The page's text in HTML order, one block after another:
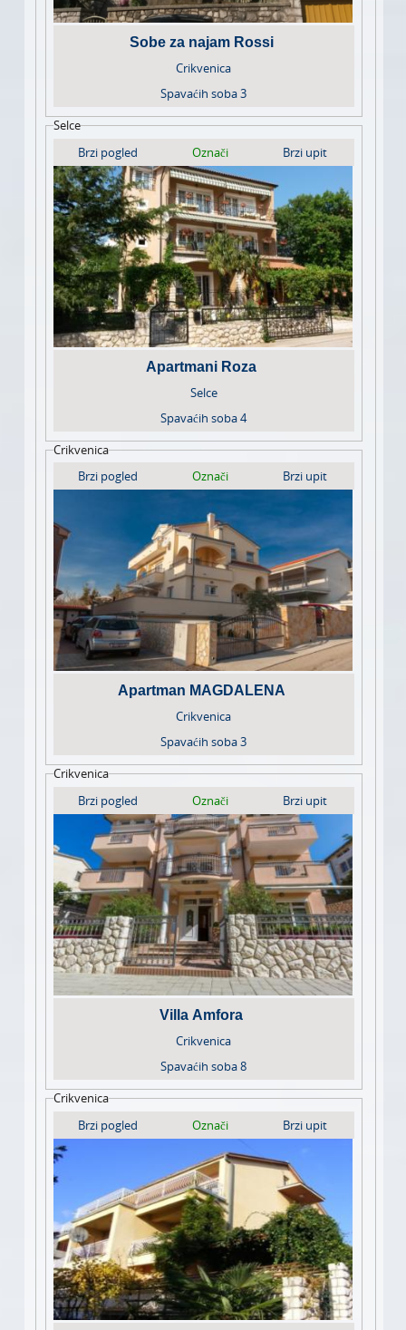
Sobe za najam Rossi
Crikvenica
Spavaćih soba3
Selce
Brzi pogled
Označi Brzi upit
Apartmani Roza
Selce
Spavaćih soba4
Crikvenica
Brzi pogled
Označi Brzi upit
Apartman MAGDALENA
Crikvenica
Spavaćih soba3
Crikvenica
Brzi pogled
Označi Brzi upit
Villa Amfora
Crikvenica
Spavaćih soba8
Crikvenica
Brzi pogled
Označi Brzi upit